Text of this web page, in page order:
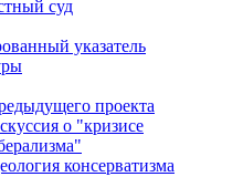
суд
указатель
проекта
о "кризисе
консерватизма